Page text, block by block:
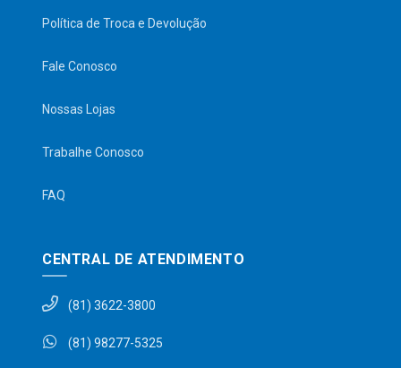
Política de Troca e Devolução
Fale Conosco
Nossas Lojas
Trabalhe Conosco
FAQ
CENTRAL DE ATENDIMENTO
(81) 3622-3800
(81) 98277-5325